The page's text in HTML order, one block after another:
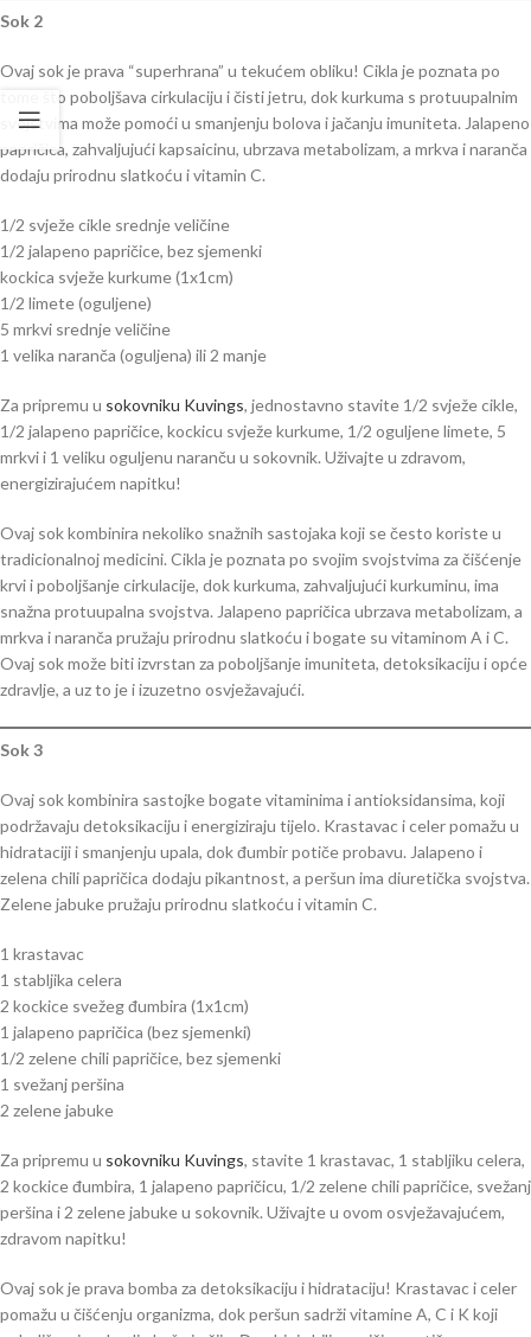
Sok 2
Ovaj sok je prava “superhrana” u tekućem obliku! Cikla je poznata po
tome što poboljšava cirkulaciju i čisti jetru, dok kurkuma s protuupalnim
svojstvima može pomoći u smanjenju bolova i jačanju imuniteta. Jalapeno
papričica, zahvaljujući kapsaicinu, ubrzava metabolizam, a mrkva i naranča
dodaju prirodnu slatkoću i vitamin C.
1/2 svježe cikle srednje veličine
1/2 jalapeno papričice, bez sjemenki
kockica svježe kurkume (1x1cm)
1/2 limete (oguljene)
5 mrkvi srednje veličine
1 velika naranča (oguljena) ili 2 manje
Za pripremu u sokovniku Kuvings, jednostavno stavite 1/2 svježe cikle,
1/2 jalapeno papričice, kockicu svježe kurkume, 1/2 oguljene limete, 5
mrkvi i 1 veliku oguljenu naranču u sokovnik. Uživajte u zdravom,
energizirajućem napitku!
Ovaj sok kombinira nekoliko snažnih sastojaka koji se često koriste u
tradicionalnoj medicini. Cikla je poznata po svojim svojstvima za čišćenje
krvi i poboljšanje cirkulacije, dok kurkuma, zahvaljujući kurkuminu, ima
snažna protuupalna svojstva. Jalapeno papričica ubrzava metabolizam, a
mrkva i naranča pružaju prirodnu slatkoću i bogate su vitaminom A i C.
Ovaj sok može biti izvrstan za poboljšanje imuniteta, detoksikaciju i opće
zdravlje, a uz to je i izuzetno osvježavajući.
Sok 3
Ovaj sok kombinira sastojke bogate vitaminima i antioksidansima, koji
podržavaju detoksikaciju i energiziraju tijelo. Krastavac i celer pomažu u
hidrataciji i smanjenju upala, dok đumbir potiče probavu. Jalapeno i
zelena chili papričica dodaju pikantnost, a peršun ima diuretička svojstva.
Zelene jabuke pružaju prirodnu slatkoću i vitamin C.
1 krastavac
1 stabljika celera
2 kockice svežeg đumbira (1x1cm)
1 jalapeno papričica (bez sjemenki)
1/2 zelene chili papričice, bez sjemenki
1 svežanj peršina
2 zelene jabuke
Za pripremu u sokovniku Kuvings, stavite 1 krastavac, 1 stabljiku celera,
2 kockice đumbira, 1 jalapeno papričicu, 1/2 zelene chili papričice, svežanj
peršina i 2 zelene jabuke u sokovnik. Uživajte u ovom osvježavajućem,
zdravom napitku!
Ovaj sok je prava bomba za detoksikaciju i hidrataciju! Krastavac i celer
pomažu u čišćenju organizma, dok peršun sadrži vitamine A, C i K koji